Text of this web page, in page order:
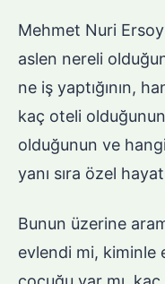
Mehmet Nuri
aslen nereli
ne iş yaptığının,
kaç oteli
olduğunun ve
yanı sıra özel
Bunun üzerine
evlendi mi, kiminle